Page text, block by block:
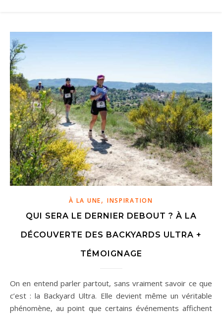
À LA UNE, INSPIRATION
QUI SERA LE DERNIER DEBOUT ? À LA
DÉCOUVERTE DES BACKYARDS ULTRA +
TÉMOIGNAGE
On en entend parler partout, sans vraiment savoir ce que
c’est : la Backyard Ultra. Elle devient même un véritable
phénomène, au point que certains événements affichent